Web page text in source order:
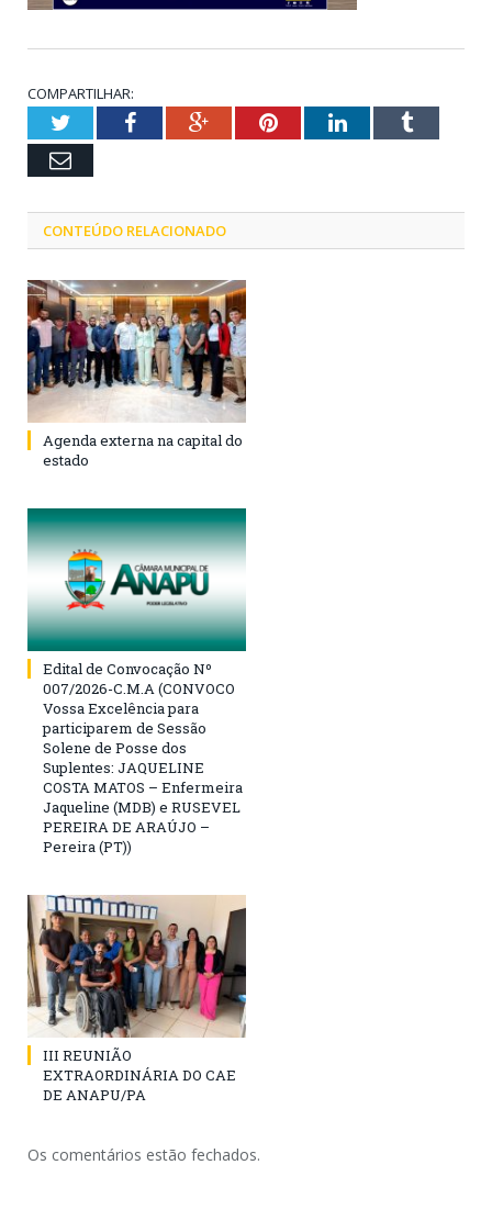
COMPARTILHAR:
TwitterFacebookGoogle+PinterestLinkedInTumblr
Email
CONTEÚDO RELACIONADO
Agenda externa na capital do
estado
Edital de Convocação Nº
007/2026-C.M.A (CONVOCO
Vossa Excelência para
participarem de Sessão
Solene de Posse dos
Suplentes: JAQUELINE
COSTA MATOS – Enfermeira
Jaqueline (MDB) e RUSEVEL
PEREIRA DE ARAÚJO –
Pereira (PT))
III REUNIÃO
EXTRAORDINÁRIA DO CAE
DE ANAPU/PA
Os comentários estão fechados.